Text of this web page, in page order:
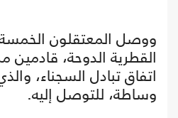
ووصل المعتقلون
القطرية الدوحة،
اتفاق تبادل السجناء،
وساطة، للتوصل إليه.